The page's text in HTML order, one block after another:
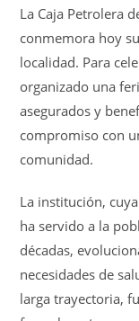
La Caja Petrolera
conmemora hoy su
localidad. Para
organizado una
asegurados y
compromiso con
comunidad.
La institución,
ha servido a la
décadas,
necesidades de
larga trayectoria,